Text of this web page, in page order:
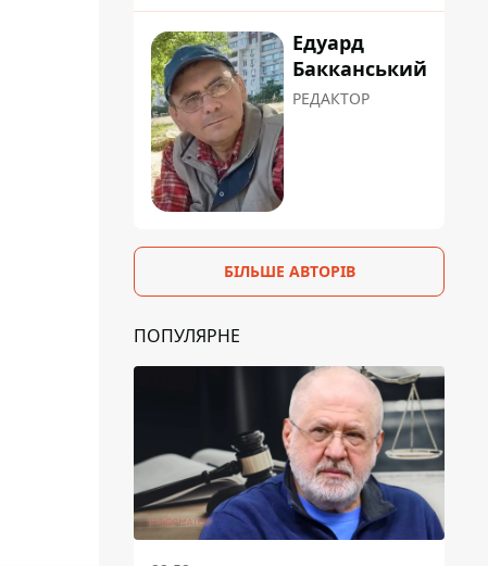
Едуард
Бакканський
РЕДАКТОР
БІЛЬШЕ АВТОРІВ
ПОПУЛЯРНЕ